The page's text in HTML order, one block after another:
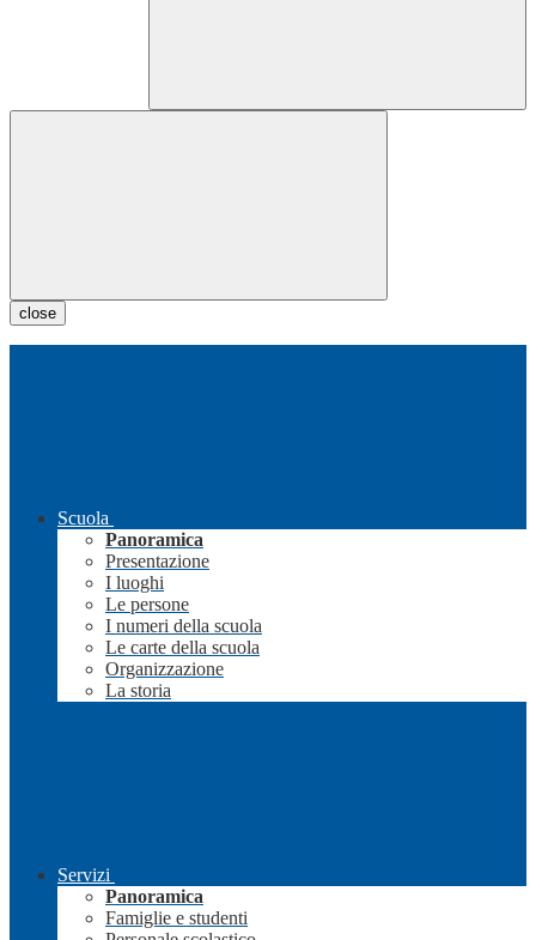
close
Scuola
Panoramica
Presentazione
I luoghi
Le persone
I numeri della scuola
Le carte della scuola
Organizzazione
La storia
Servizi
Panoramica
Famiglie e studenti